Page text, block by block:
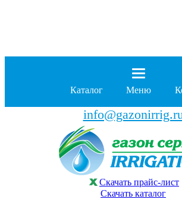
962-00-63
8 (929)
962-01-18
Скачать прайс-лист
Скачать каталог
Каталог Меню